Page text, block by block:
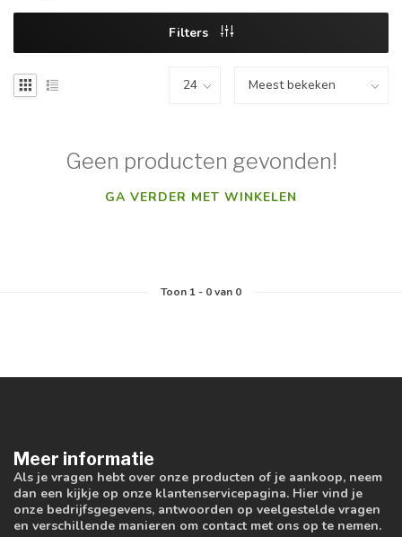
Filters
Geen producten gevonden!
GA VERDER MET WINKELEN
Toon 1- 0van 0
Meer informatie
Als je vragen hebt over onze producten of je aankoop, neem
dan een kijkje op onze klantenservicepagina. Hier vind je
onze bedrijfsgegevens, antwoorden op veelgestelde vragen
en verschillende manieren om contact met ons op te nemen.